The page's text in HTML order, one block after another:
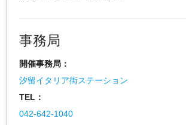
事務局
開催事務局：
汐留イタリア街ステーション
TEL：
042-642-1040